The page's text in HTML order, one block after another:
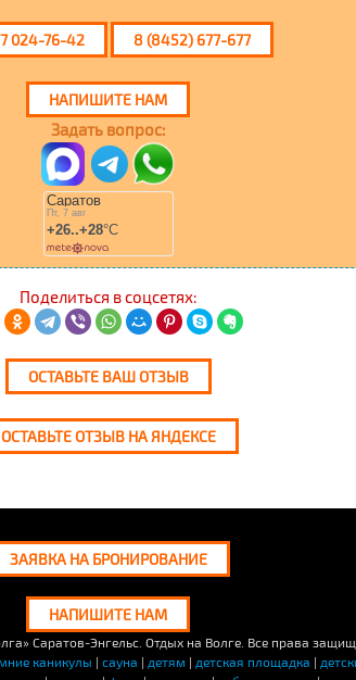
024-76-42 8 (8452) 677-677
НАПИШИТЕ НАМ
Задать вопрос:
Поделиться в соцсетях:
ОСТАВЬТЕ ВАШ ОТЗЫВ
ОСТАВЬТЕ ОТЗЫВ НА ЯНДЕКСЕ
ЗАЯВКА НА БРОНИРОВАНИЕ
НАПИШИТЕ НАМ
Саратов-Энгельс. Отдых на Волге. Все права
каникулы |сауна | детям | детская площадка |